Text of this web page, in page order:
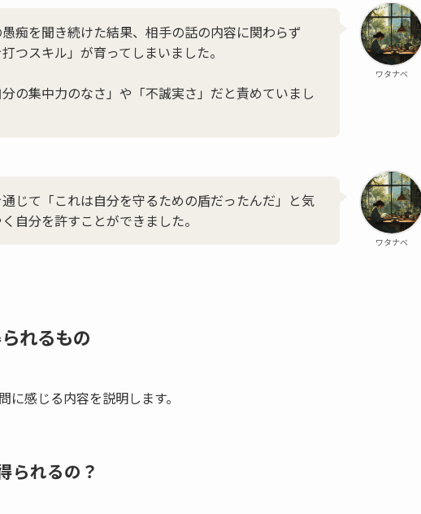
ワタナベ
痴を聞き続けた結果、相手の話の内容に関わらず
つスキル」が育ってしまいました。
の集中力のなさ」や「不誠実さ」だと責めていまし
ワタナベ
じて「これは自分を守るための盾だったんだ」と気
自分を許すことができました。
れるもの
感じる内容を説明します。
られるの？